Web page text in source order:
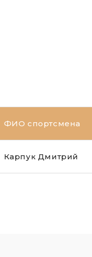
ФИО спортсмена
Карпук Дмитрий